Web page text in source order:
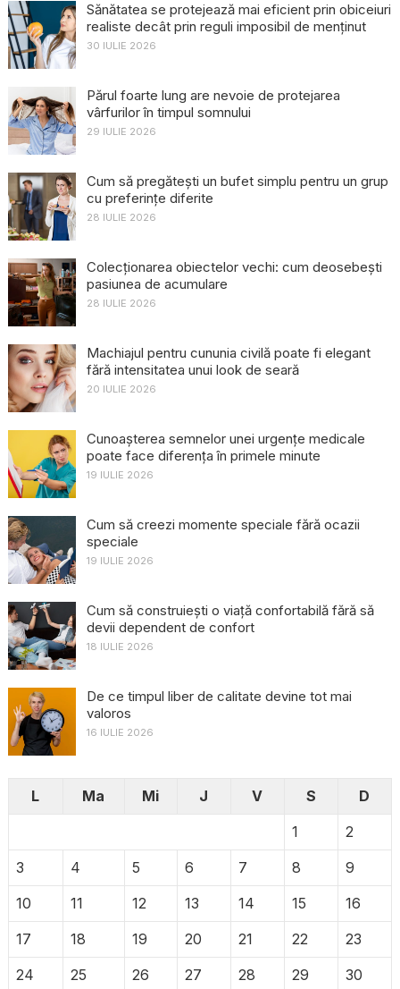
Sănătatea se protejează mai eficient prin obiceiuri
realiste decât prin reguli imposibil de menținut
30 IULIE 2026
Părul foarte lung are nevoie de protejarea
vârfurilor în timpul somnului
29 IULIE 2026
Cum să pregătești un bufet simplu pentru un grup
cu preferințe diferite
28 IULIE 2026
Colecționarea obiectelor vechi: cum deosebești
pasiunea de acumulare
28 IULIE 2026
Machiajul pentru cununia civilă poate fi elegant
fără intensitatea unui look de seară
20 IULIE 2026
Cunoașterea semnelor unei urgențe medicale
poate face diferența în primele minute
19 IULIE 2026
Cum să creezi momente speciale fără ocazii
speciale
19 IULIE 2026
Cum să construiești o viață confortabilă fără să
devii dependent de confort
18 IULIE 2026
De ce timpul liber de calitate devine tot mai
valoros
16 IULIE 2026
L Ma Mi J V S
D
1
2
3
4 5 6 7 8
9
10
11 12 13 14 15
16
17
18 19 20 21 22
23
24
25 26 27 28 29 30